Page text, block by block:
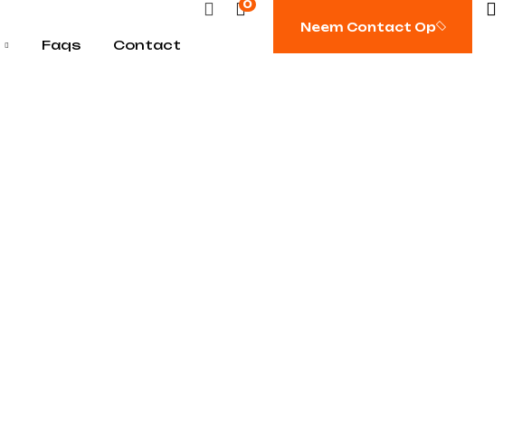
Faqs Contact
0
Neem Contact Op